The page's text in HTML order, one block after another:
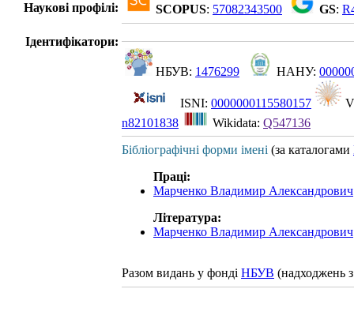
Наукові профілі: SCOPUS: 57082343500 GS:
Ідентифікатори:
НБУВ: 1476299 НАНУ:
ISNI: 0000000115580157
n82101838
Wikidata: Q547136
Бібліографічні форми імені (за каталогами
Праці:
Марченко Владимир Александрович
Література:
Марченко Владимир Александрович
Разом видань у фонді НБУВ (надходжень